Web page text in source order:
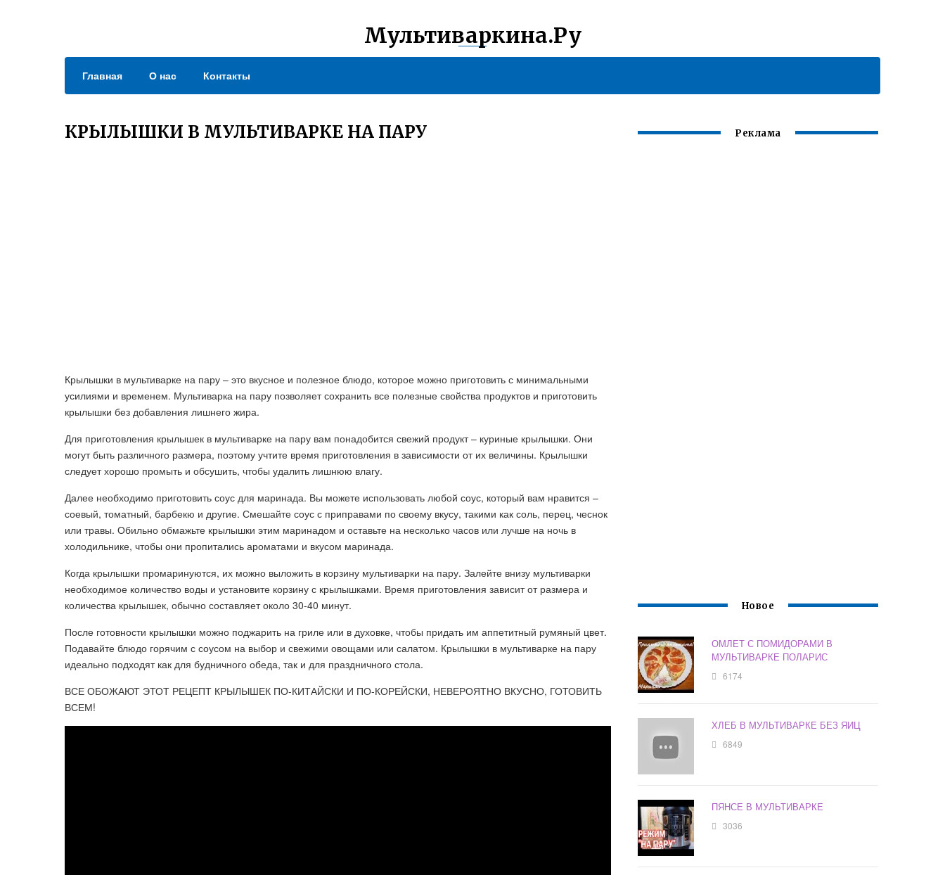
Мультиваркина.Ру
Главная О нас Контакты
КРЫЛЫШКИ В МУЛЬТИВАРКЕ НА ПАРУ
Крылышки в мультиварке на пару – это вкусное и полезное блюдо, которое можно приготовить с минимальными
усилиями и временем. Мультиварка на пару позволяет сохранить все полезные свойства продуктов и приготовить
крылышки без добавления лишнего жира.
Для приготовления крылышек в мультиварке на пару вам понадобится свежий продукт – куриные крылышки. Они
могут быть различного размера, поэтому учтите время приготовления в зависимости от их величины. Крылышки
следует хорошо промыть и обсушить, чтобы удалить лишнюю влагу.
Далее необходимо приготовить соус для маринада. Вы можете использовать любой соус, который вам нравится –
соевый, томатный, барбекю и другие. Смешайте соус с приправами по своему вкусу, такими как соль, перец, чеснок
или травы. Обильно обмажьте крылышки этим маринадом и оставьте на несколько часов или лучше на ночь в
холодильнике, чтобы они пропитались ароматами и вкусом маринада.
Когда крылышки промаринуются, их можно выложить в корзину мультиварки на пару. Залейте внизу мультиварки
необходимое количество воды и установите корзину с крылышками. Время приготовления зависит от размера и
количества крылышек, обычно составляет около 30-40 минут.
После готовности крылышки можно поджарить на гриле или в духовке, чтобы придать им аппетитный румяный цвет.
Подавайте блюдо горячим с соусом на выбор и свежими овощами или салатом. Крылышки в мультиварке на пару
идеально подходят как для будничного обеда, так и для праздничного стола.
ВСЕ ОБОЖАЮТ ЭТОТ РЕЦЕПТ КРЫЛЫШЕК ПО-КИТАЙСКИ И ПО-КОРЕЙСКИ, НЕВЕРОЯТНО ВКУСНО, ГОТОВИТЬ
ВСЕМ!
Реклама
Новое
ОМЛЕТ С ПОМИДОРАМИ В
МУЛЬТИВАРКЕ ПОЛАРИС
6174
ХЛЕБ В МУЛЬТИВАРКЕ БЕЗ ЯИЦ
6849
ПЯНСЕ В МУЛЬТИВАРКЕ
3036